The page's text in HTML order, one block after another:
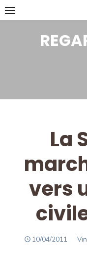
Skip
to
La
vers
POSTED
10/04/2011